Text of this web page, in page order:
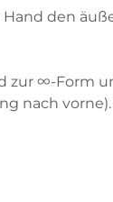
den
zur ∞-Form
nach